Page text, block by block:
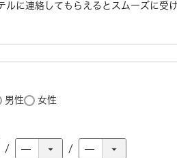
ルに連絡してもらえるとスムーズに受け
男性 女性